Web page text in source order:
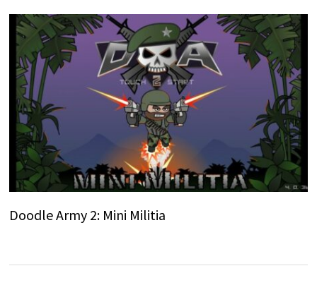
Doodle Army 2: Mini Militia